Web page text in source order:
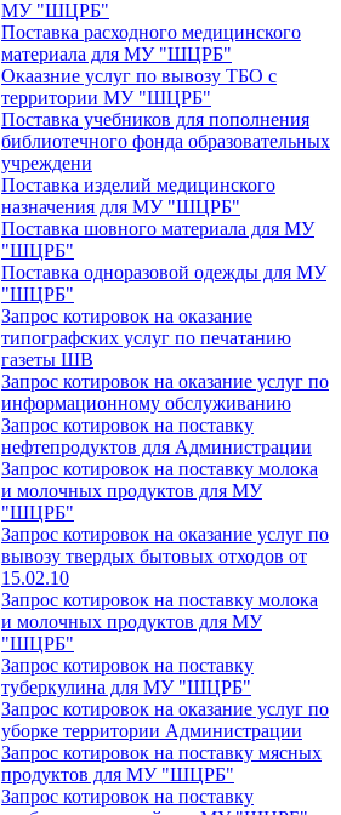
МУ "ШЦРБ"
Поставка расходного медицинского
материала для МУ "ШЦРБ"
Окаазние услуг по вывозу ТБО с
территории МУ "ШЦРБ"
Поставка учебников для пополнения
библиотечного фонда образовательных
учреждени
Поставка изделий медицинского
назначения для МУ "ШЦРБ"
Поставка шовного материала для МУ
"ШЦРБ"
Поставка одноразовой одежды для МУ
"ШЦРБ"
Запрос котировок на оказание
типографских услуг по печатанию
газеты ШВ
Запрос котировок на оказание услуг по
информационному обслуживанию
Запрос котировок на поставку
нефтепродуктов для Администрации
Запрос котировок на поставку молока
и молочных продуктов для МУ
"ШЦРБ"
Запрос котировок на оказание услуг по
вывозу твердых бытовых отходов от
15.02.10
Запрос котировок на поставку молока
и молочных продуктов для МУ
"ШЦРБ"
Запрос котировок на поставку
туберкулина для МУ "ШЦРБ"
Запрос котировок на оказание услуг по
уборке территории Администрации
Запрос котировок на поставку мясных
продуктов для МУ "ШЦРБ"
Запрос котировок на поставку